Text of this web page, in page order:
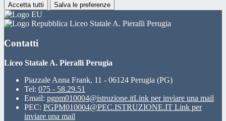
Accetta tutti Salva le preferenze
Liceo Statale A. Pieralli Perugia
Contatti
Liceo Statale A. Pieralli Perugia
Piazzale Anna Frank, 11 - 06124 Perugia (PG)
Tel: 075 - 58.29.51
Email: pgpm010004@istruzione.itLink per inviare una mail
PEC: PGPM010004@PEC.ISTRUZIONE.IT Link per
inviare una mail